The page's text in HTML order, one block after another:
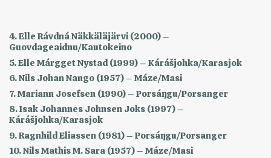
4. Elle Rávdná Näkkäläjärvi (2000) –
Guovdageaidnu/Kautokeino
5. Elle Márgget Nystad (1999) – Kárášjohka/Karasjok
6. Nils Johan Nango (1957) – Máze/Masi
7. Mariann Josefsen (1990) – Porsáŋgu/Porsanger
8. Isak Johannes Johnsen Joks (1997) –
Kárášjohka/Karasjok
9. Ragnhild Eliassen (1981) – Porsáŋgu/Porsanger
10. Nils Mathis M. Sara (1957) – Máze/Masi